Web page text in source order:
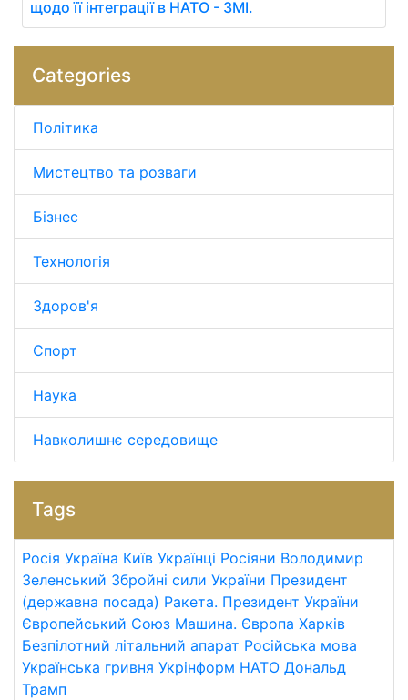
щодо її інтеграції в НАТО - ЗМІ.
Categories
Політика
Мистецтво та розваги
Бізнес
Технологія
Здоров'я
Спорт
Наука
Навколишнє середовище
Tags
Росія Україна Київ Українці Росіяни Володимир
Зеленський Збройні сили України Президент
(державна посада) Ракета. Президент України
Європейський Союз Машина. Європа Харків
Безпілотний літальний апарат Російська мова
Українська гривня Укрінформ НАТО Дональд
Трамп